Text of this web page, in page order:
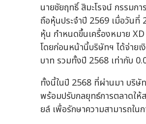
นายชัยฤทธิ์ สิมะโรจน์ กรรมก
ถือหุ้นประจำปี 2569 เมื่อวันที่
หุ้น กำหนดขึ้นเครื่องหมาย
โดยก่อนหน้านี้บริษัทฯ ได้จ่าย
บาท รวมทั้งปี 2568 เท่ากับ
ทั้งนี้ในปี 2568 ที่ผ่านมา บริษั
พร้อมปรับกลยุทธ์การตลาดใ
ยล์ เพื่อรักษาความสามารถใน